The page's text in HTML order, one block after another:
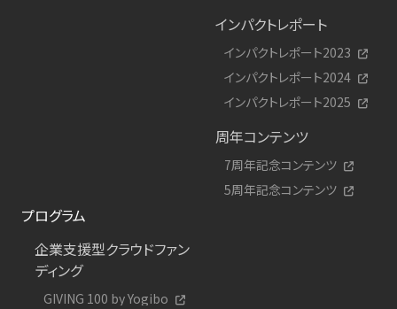
インパクトレポート
インパクトレポート2023
インパクトレポート2024
インパクトレポート2025
周年コンテンツ
7周年記念コンテンツ
5周年記念コンテンツ
プログラム
企業支援型クラウドファン
ディング
GIVING 100 by Yogibo